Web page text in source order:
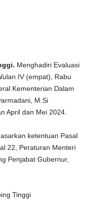
Menghadiri Evaluasi
IV (empat), Rabu
Kementerian Dalam
M.Si
April dan Mei 2024.
ketentuan Pasal
22, Peraturan Menteri
Penjabat Gubernur,
Tinggi